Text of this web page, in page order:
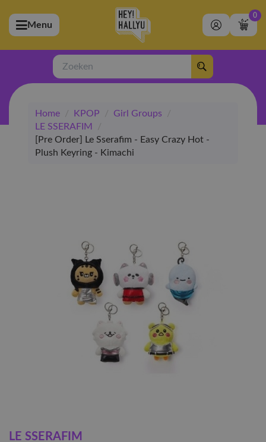
(Artiesten)
(Merchandise)
(Exclusive)
(Winkel)
Menu
0
Zoeken
Home / KPOP / Girl Groups
/
LE SSERAFIM
/
[Pre Order] Le Sserafim - Easy Crazy Hot -
Plush Keyring - Kimachi
LE SSERAFIM